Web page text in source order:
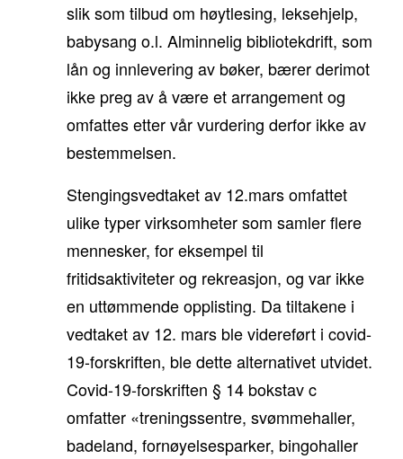
slik som tilbud om høytlesing, leksehjelp,
babysang o.l. Alminnelig bibliotekdrift, som
lån og innlevering av bøker, bærer derimot
ikke preg av å være et arrangement og
omfattes etter vår vurdering derfor ikke av
bestemmelsen.
Stengingsvedtaket av 12.mars omfattet
ulike typer virksomheter som samler flere
mennesker, for eksempel til
fritidsaktiviteter og rekreasjon, og var ikke
en uttømmende opplisting. Da tiltakene i
vedtaket av 12. mars ble videreført i covid-
19-forskriften, ble dette alternativet utvidet.
Covid-19-forskriften § 14 bokstav c
omfatter «treningssentre, svømmehaller,
badeland, fornøyelsesparker, bingohaller